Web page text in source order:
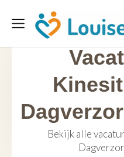
Bekijk alle